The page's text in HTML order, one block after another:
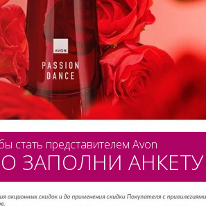
стать представителем Avon
ЗАПОЛНИ АНКЕТУ